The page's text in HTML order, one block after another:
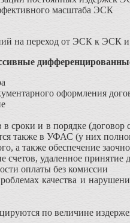
масштаба ЭСК
на переход от ЭСК к ЭСК
оформления
сроки и в порядке (договор
также в УФАС (у них
а также обеспечение
счетов, удаленное
оплаты без комиссии
качества и
по величине